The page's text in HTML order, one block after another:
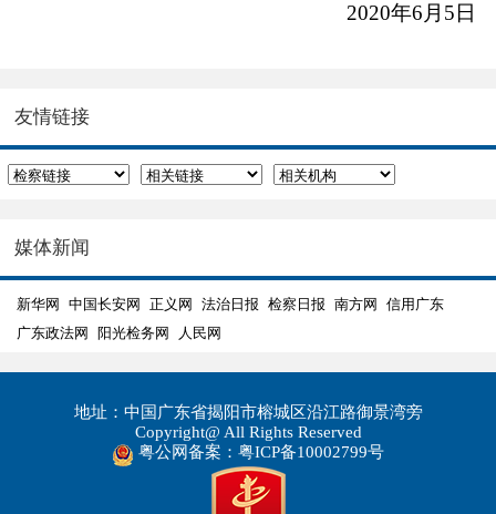
2020年6月5日
友情链接
媒体新闻
新华网 中国长安网 正义网 法治日报 检察日报 南方网
信用广东
广东政法网
阳光检务网 人民网
地址：中国广东省揭阳市榕城区沿江路御景湾旁
Copyright@ All Rights Reserved
粤公网备案：粤ICP备10002799号